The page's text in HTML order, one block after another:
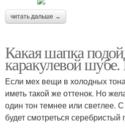
читать дальше →
Какая шапка
каракулевой шубе.
Если мех вещи в холодных
иметь такой же оттенок. Но
один тон темнее или светлее.
будет смотреться серебристый